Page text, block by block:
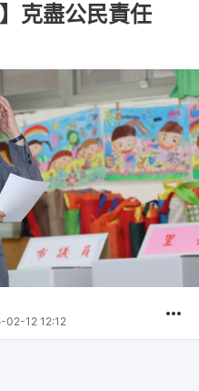
】克盡公民責任
02-12 12:12